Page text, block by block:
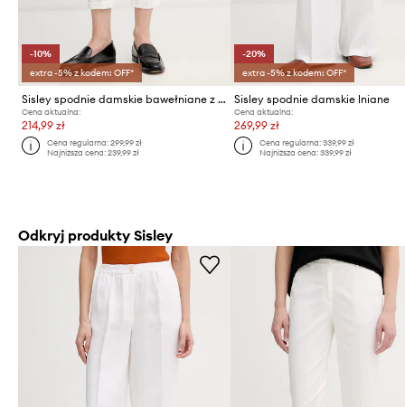
-10%
extra -5% z kodem: OFF*
Sisley spodnie damskie bawełniane z elastanem
Cena aktualna:
214,99 zł
Cena regularna:299,99 zł
Najniższa cena:239,99 zł
-20%
extra -5% z kodem: OFF*
Sisley spodnie damskie lniane
Cena aktualna:
269,99 zł
Cena regularna: 339,99 zł
Najniższa cena: 339,99 zł
Odkryj produkty Sisley